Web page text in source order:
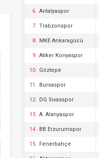
6. Antalyaspor
7. Trabzonspor
8. MKE Ankaragücü
9. Atiker Konyaspor
10. Göztepe
11. Bursaspor
12. DG Sivasspor
13. A. Alanyaspor
14. BB Erzurumspor
15. Fenerbahçe